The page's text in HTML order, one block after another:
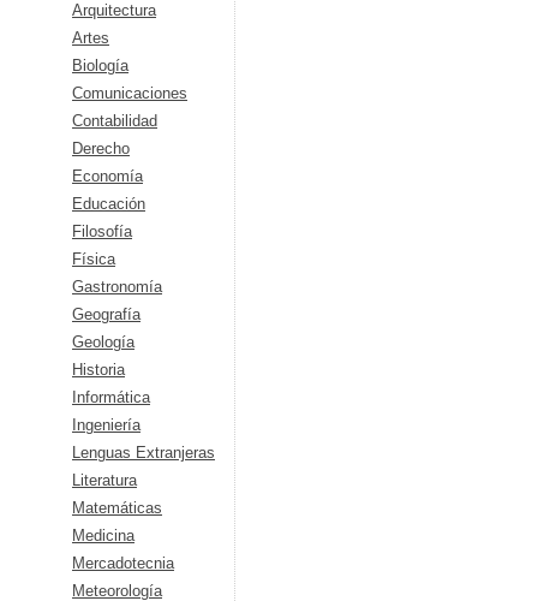
Arquitectura
Artes
Biología
Comunicaciones
Contabilidad
Derecho
Economía
Educación
Filosofía
Física
Gastronomía
Geografía
Geología
Historia
Informática
Ingeniería
Lenguas Extranjeras
Literatura
Matemáticas
Medicina
Mercadotecnia
Meteorología